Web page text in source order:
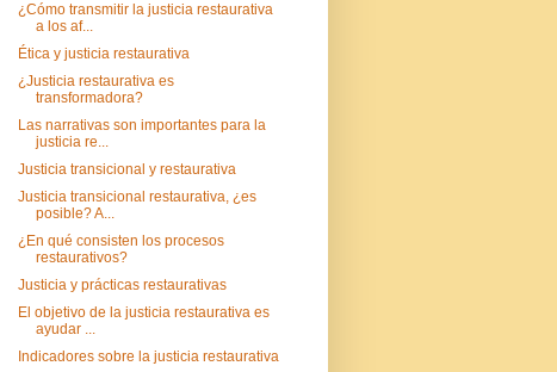
¿Cómo transmitir la justicia restaurativa
a los af...
Ética y justicia restaurativa
¿Justicia restaurativa es
transformadora?
Las narrativas son importantes para la
justicia re...
Justicia transicional y restaurativa
Justicia transicional restaurativa, ¿es
posible? A...
¿En qué consisten los procesos
restaurativos?
Justicia y prácticas restaurativas
El objetivo de la justicia restaurativa es
ayudar ...
Indicadores sobre la justicia restaurativa